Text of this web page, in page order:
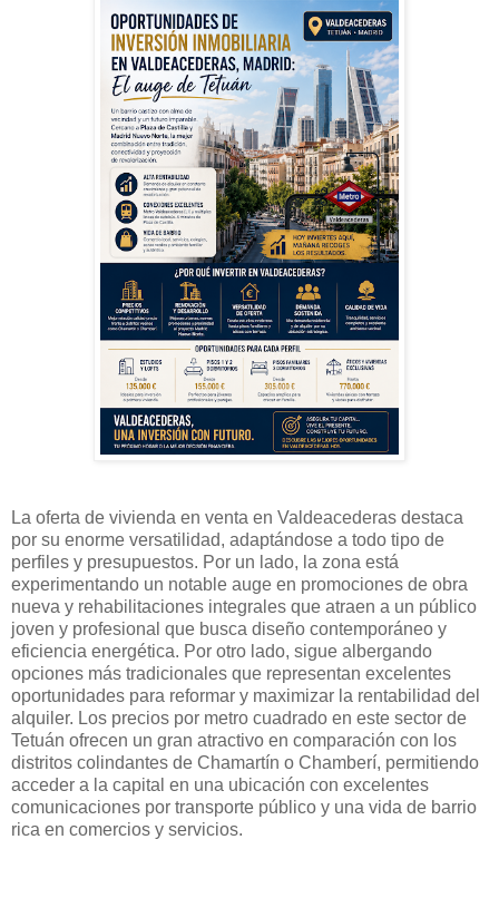
La oferta de vivienda en venta en Valdeacederas destaca
por su enorme versatilidad, adaptándose a todo tipo de
perfiles y presupuestos. Por un lado, la zona está
experimentando un notable auge en promociones de obra
nueva y rehabilitaciones integrales que atraen a un público
joven y profesional que busca diseño contemporáneo y
eficiencia energética. Por otro lado, sigue albergando
opciones más tradicionales que representan excelentes
oportunidades para reformar y maximizar la rentabilidad del
alquiler. Los precios por metro cuadrado en este sector de
Tetuán ofrecen un gran atractivo en comparación con los
distritos colindantes de Chamartín o Chamberí, permitiendo
acceder a la capital en una ubicación con excelentes
comunicaciones por transporte público y una vida de barrio
rica en comercios y servicios.